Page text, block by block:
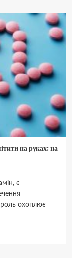
на руках: на
є
роль охоплює